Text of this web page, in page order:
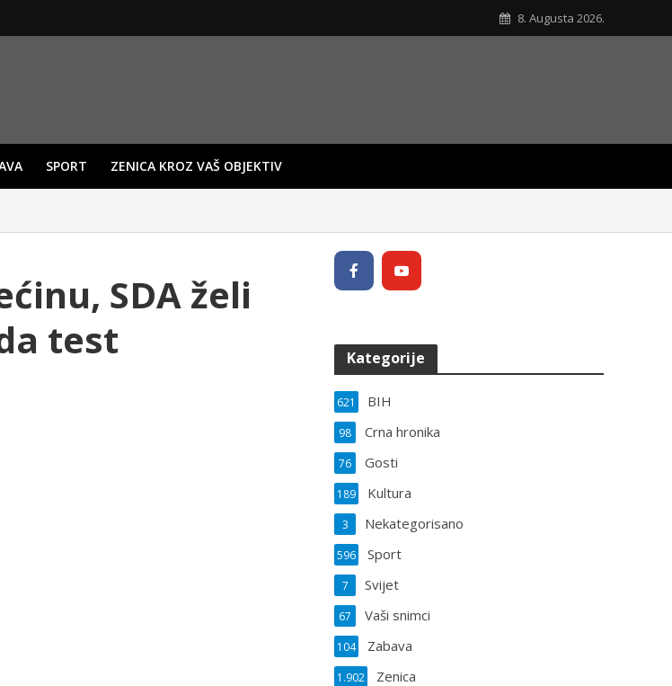
8. Augusta 2026.
SPORT ZENICA KROZ VAŠ OBJEKTIV
SDA želi
test
Kategorije
BIH
621
Crna hronika
98
Gosti
76
Kultura
189
Nekategorisano
3
Sport
596
Svijet
7
Vaši snimci
67
Zabava
104
Zenica
1.902